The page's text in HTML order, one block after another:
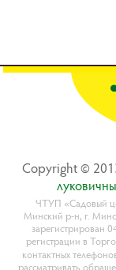
Copyright ©
ЧТУП «Садовый
Минский р-н, г.
зарегистрирован
регистрации в
контактных
рассматривать